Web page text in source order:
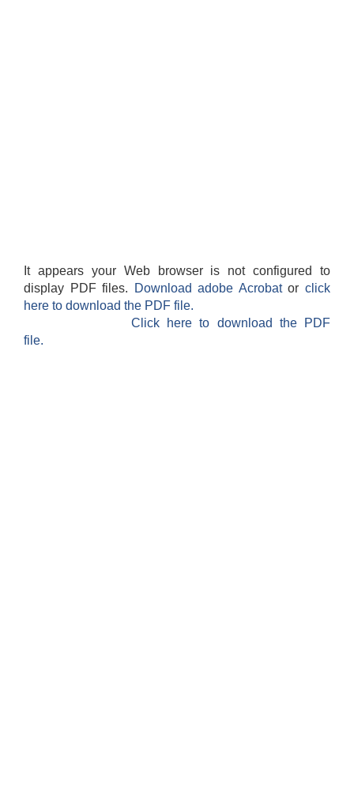
It appears your Web browser is not configured to
display PDF files.
Download adobe Acrobatorclick
here to download the PDF file.
Click here to download the PDF
file.